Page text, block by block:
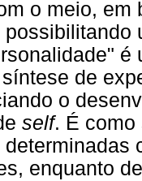
o meio, em
de
o
self. É como
enquanto